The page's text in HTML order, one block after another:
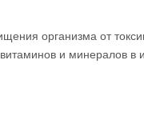
организма от
и минералов в